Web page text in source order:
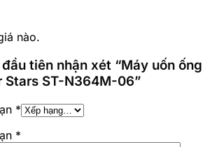
nào.
tiên nhận xét “Máy uốn ống
Stars ST-N364M-06”
*
*